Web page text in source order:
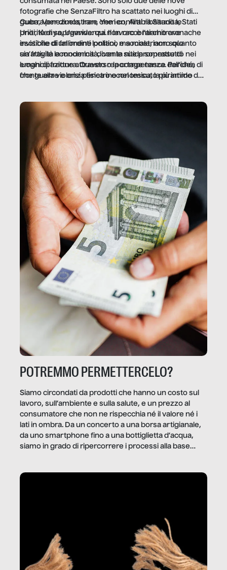
fotografie che SenzaFiltro ha scattato nei luoghi di
guerra per dimostrare che i conflitti ribaltano le
priorità di sopravvivenza. Il lavoro è l’architrave
invisibile di un ordine politico e sociale, non solo
un’attività economica: diventa nitida soprattutto nei
luoghi di frattura. Questo reportage nasce dall’idea
che guerre e crisi penetrino nel tessuto più intimo
Cuba, Venezuela, Iran, Yemen, Arabia Saudita, Stati
Uniti, Kenya, Uganda: qui non raccontiamo cronache
esotiche di fallimenti lontani, ma mostriamo quanto
sia fragile la modernità, con le sue promesse di
emancipazione attraverso la competenza. Perché, di
fronte alla violenza fisica o economica, la piramide del
POTREMMO PERMETTERCELO?
Siamo circondati da prodotti che hanno un costo sul
lavoro, sull’ambiente e sulla salute, e un prezzo al
consumatore che non ne rispecchia né il valore né i
lati in ombra. Da un concerto a una borsa artigianale,
da uno smartphone fino a una bottiglietta d’acqua,
siamo in grado di ripercorrere i processi alla base
dietro gli oggetti e i servizi che fanno la nostra vita